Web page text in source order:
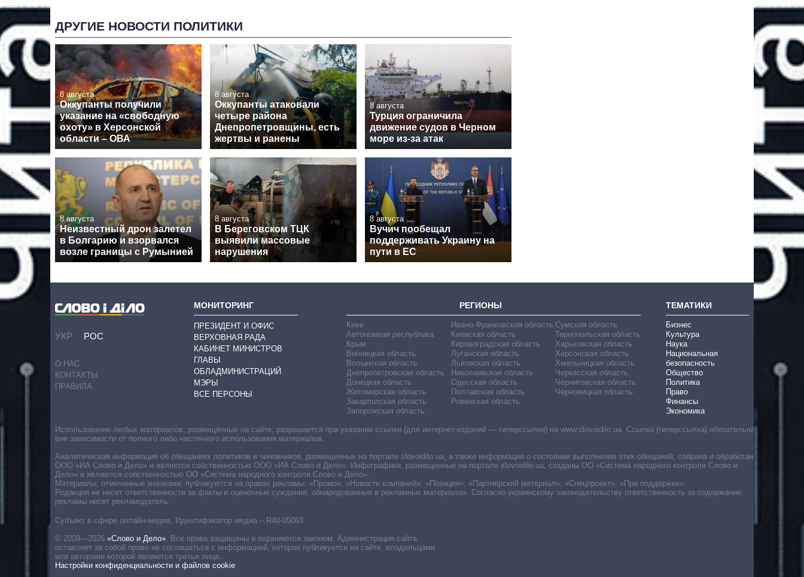
ДРУГИЕ НОВОСТИ ПОЛИТИКИ
8 августа
Оккупанты получили
указание на «свободную
охоту» в Херсонской
области – ОВА
8 августа
Оккупанты атаковали
четыре района
Днепропетровщины, есть
жертвы и ранены
8 августа
Турция ограничила
движение судов в Черном
море из-за атак
8 августа
Неизвестный дрон залетел
в Болгарию и взорвался
возле границы с Румынией
8 августа
В Береговском ТЦК
выявили массовые
нарушения
8 августа
Вучич пообещал
поддерживать Украину на
пути в ЕС
УКР РОС
О НАС
КОНТАКТЫ
ПРАВИЛА
МОНИТОРИНГ
ПРЕЗИДЕНТ И ОФИС
ВЕРХОВНАЯ РАДА
КАБИНЕТ МИНИСТРОВ
ГЛАВЫ
ОБЛАДМИНИСТРАЦИЙ
МЭРЫ
ВСЕ ПЕРСОНЫ
РЕГИОНЫ
Киев
Автономная республика
Крым
Винницкая область
Волынская область
Днепропетровская область
Донецкая область
Житомирская область
Закарпатская область
Запорожская область
Ивано-Франковская область
Киевская область
Кировоградская область
Луганская область
Львовская область
Николаевская область
Одесская область
Полтавская область
Ровенская область
Сумская область
Тернопольская область
Харьковская область
Херсонская область
Хмельницкая область
Черкасская область
Черниговская область
Черновицкая область
ТЕМАТИКИ
Бизнес
Культура
Наука
Национальная
безопасность
Общество
Политика
Право
Финансы
Экономика
Субъект в сфере онлайн-медиа. Идентификатор медиа – R40-05063
© 2009—2026 «Слово и Дело» Все права защищены и охраняются законом. Администрация сайта
оставляет за собой право не соглашаться с информацией, которая публикуется на сайте, владельцами
или авторами которой являются третьи лица.
Настройки конфиденциальности и файлов cookie
Использование любых материалов, размещённых на сайте, разрешается при указании ссылки (для интернет-изданий — гиперссылки) на www.slovoidilo.ua. Ссылка (гиперссылка) обязательна
вне зависимости от полного либо частичного использования материалов.
Аналитическая информация об обещаниях политиков и чиновников, размещенных на портале slovoidilo.ua, а также информация о состоянии выполнения этих обещаний, собрана и обработана
ООО «ИА Слово и Дело» и является собственностью ООО «ИА Слово и Дело». Инфографики, размещенные на портале slovoidilo.ua, созданы ОО «Система народного контроля Слово и
Дело» и являются собственностью ОО «Система народного контроля Слово и Дело».
Материалы, отмеченные значками, публикуются на правах рекламы: «Промо», «Новости компаний», «Позиция», «Партнерский материал», «Спецпроект», «При поддержке».
Редакция не несет ответственности за факты и оценочные суждения, обнародованные в рекламных материалах. Согласно украинскому законодательству ответственность за содержание
рекламы несет рекламодатель.